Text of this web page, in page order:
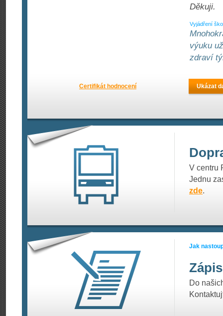
Děkuji.
Vyjádření
výuku
zdraví
Certifikát hodnocení Ukázat
V centru
Jednu
zde.
Jak
Zápis
Do